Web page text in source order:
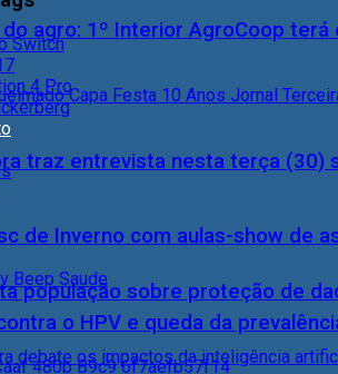
agro: 1º Interior AgroCoop
traz entrevista nesta terça (30)
população sobre proteção de
Switch
4 Pro
de Inverno com aulas-show de
o HPV e queda da